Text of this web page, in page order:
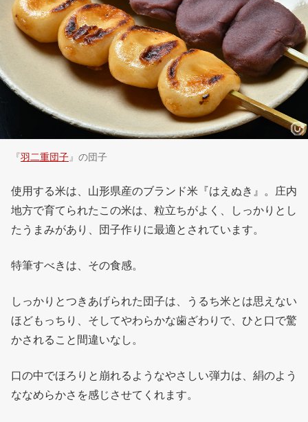
『羽二重団子』の団子
使用する米は、山形県産のブランド米『はえぬき』。庄内
地方で育てられたこの米は、粒立ちがよく、しっかりとし
たうまみがあり、団子作りに最適とされています。
特筆すべきは、その食感。
しっかりとつきあげられた団子は、うるち米とは思えない
ほどもっちり、そしてやわらかな歯ざわりで、ひと口で驚
かされること間違いなし。
口の中でほろりと崩れるようなやさしい弾力は、絹のよう
ななめらかさを感じさせてくれます。